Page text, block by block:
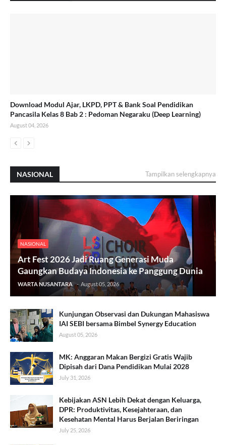
Download Modul Ajar, LKPD, PPT & Bank Soal Pendidikan
Pancasila Kelas 8 Bab 2 : Pedoman Negaraku (Deep Learning)
August 04, 2026
NASIONAL Tampilkan selengkapnya
NASIONAL
Art Fest 2026 Jadi Ruang Generasi Muda
Gaungkan Budaya Indonesia ke Panggung Dunia
WARTA NUSANTARA - August 05, 2026
Kunjungan Observasi dan Dukungan Mahasiswa
IAI SEBI bersama Bimbel Synergy Education
August 05, 2026
MK: Anggaran Makan Bergizi Gratis Wajib
Dipisah dari Dana Pendidikan Mulai 2028
July 31, 2026
Kebijakan ASN Lebih Dekat dengan Keluarga,
DPR: Produktivitas, Kesejahteraan, dan
Kesehatan Mental Harus Berjalan Beriringan
July 25, 2026